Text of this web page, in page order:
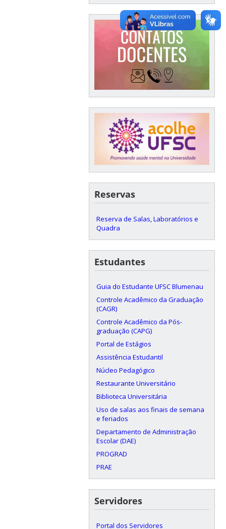
Reservas
Reserva de Salas, Laboratórios e
Quadra
Estudantes
Guia do Estudante UFSC Blumenau
Controle Acadêmico da Graduação
(CAGR)
Controle Acadêmico da Pós-
graduação (CAPG)
Portal de Estágios
Assistência Estudantil
Núcleo Pedagógico
Restaurante Universitário
Biblioteca Universitária
Uso de salas aos finais de semana
e feriados
Departamento de Administração
Escolar (DAE)
PROGRAD
PRAE
Servidores
Portal dos Servidores